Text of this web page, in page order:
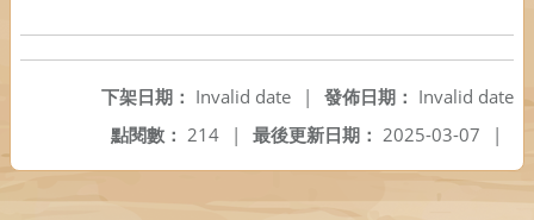
發佈日期： Invalid date
下架日期： Invalid date
|
最後更新日期： 2025-03-07 |
點閱數： 214 |